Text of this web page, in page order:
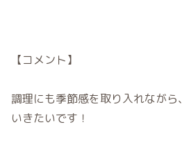
【コメント】
調理にも季節感を取り入れなが
いきたいです！